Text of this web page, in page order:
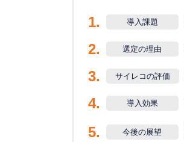
1. 導入課題
2. 選定の理由
3. サイレコの評価
4. 導入効果
5. 今後の展望